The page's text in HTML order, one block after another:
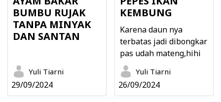
BUMBU RUJAK
TANPA MINYAK
DAN SANTAN
Yuli Tiarni
29/09/2024
KEMBUNG
Karena daun nya
terbatas jadi dibongkar
pas udah mateng,hihi
Yuli Tiarni
26/09/2024